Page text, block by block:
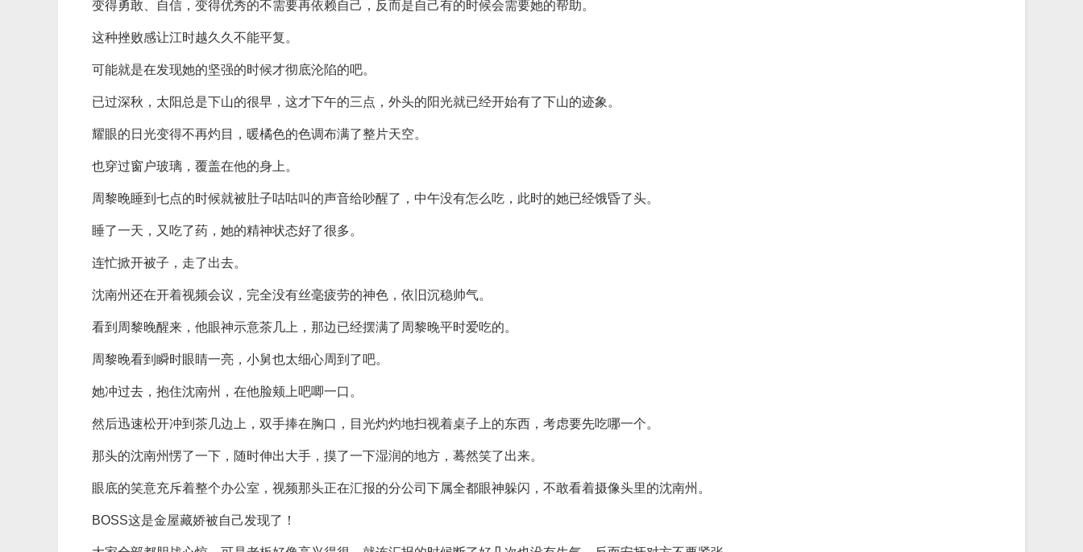
变得勇敢、自信，变得优秀的不需要再依赖自己，反而是自己有的时候会需要她的帮助。
这种挫败感让江时越久久不能平复。
可能就是在发现她的坚强的时候才彻底沦陷的吧。
已过深秋，太阳总是下山的很早，这才下午的三点，外头的阳光就已经开始有了下山的迹象。
耀眼的日光变得不再灼目，暖橘色的色调布满了整片天空。
也穿过窗户玻璃，覆盖在他的身上。
周黎晚睡到七点的时候就被肚子咕咕叫的声音给吵醒了，中午没有怎么吃，此时的她已经饿昏了头。
睡了一天，又吃了药，她的精神状态好了很多。
连忙掀开被子，走了出去。
沈南州还在开着视频会议，完全没有丝毫疲劳的神色，依旧沉稳帅气。
看到周黎晚醒来，他眼神示意茶几上，那边已经摆满了周黎晚平时爱吃的。
周黎晚看到瞬时眼睛一亮，小舅也太细心周到了吧。
她冲过去，抱住沈南州，在他脸颊上吧唧一口。
然后迅速松开冲到茶几边上，双手捧在胸口，目光灼灼地扫视着桌子上的东西，考虑要先吃哪一个。
那头的沈南州愣了一下，随时伸出大手，摸了一下湿润的地方，蓦然笑了出来。
眼底的笑意充斥着整个办公室，视频那头正在汇报的分公司下属全都眼神躲闪，不敢看着摄像头里的沈南州。
BOSS这是金屋藏娇被自己发现了！